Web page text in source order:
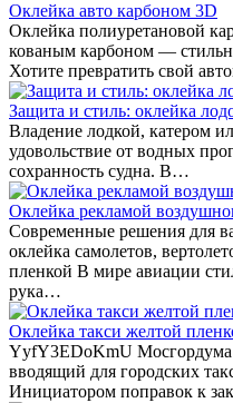
Оклейка авто карбоном 3D
Оклейка полиуретановой
кованым карбоном —
Хотите превратить свой
Защита и стиль: оклейка
Владение лодкой, катером
удовольствие от водных
сохранность судна. В…
Оклейка рекламой
Современные решения для
оклейка самолетов,
пленкой В мире авиации
рука…
Оклейка такси желтой
YyfY3EDoKmU Мосгордума
вводящий для городских
Инициатором поправок к